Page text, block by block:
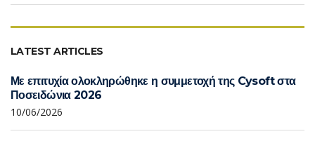
LATEST ARTICLES
Με επιτυχία ολοκληρώθηκε η συμμετοχή της Cysoft στα
Ποσειδώνια 2026
10/06/2026